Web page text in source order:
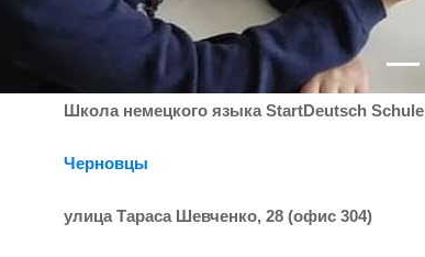
Школа немецкого языка StartDeutsch Schule
Черновцы
улица Тараса Шевченко, 28 (офис 304)